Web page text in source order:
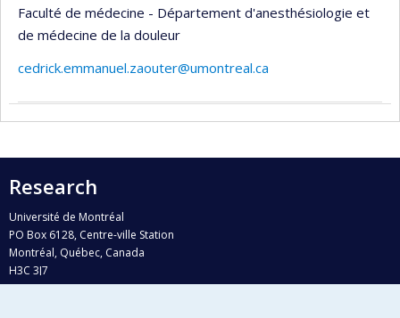
Faculté de médecine - Département d'anesthésiologie et
de médecine de la douleur
cedrick.emmanuel.zaouter@umontreal.ca
Research
Université de Montréal
PO Box 6128, Centre-ville Station
Montréal, Québec, Canada
H3C 3J7